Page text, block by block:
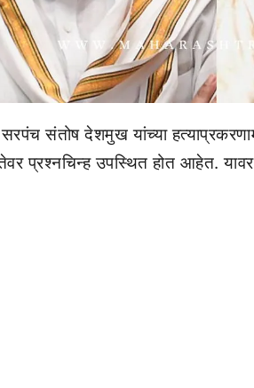
सरपंच संतोष देशमुख यांच्या
प्रश्नचिन्ह उपस्थित होत आहेत.